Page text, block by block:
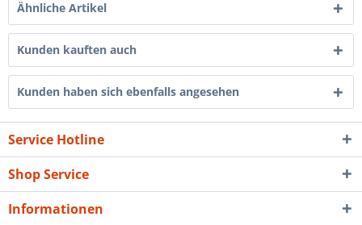
Ähnliche Artikel
Kunden kauften auch
Kunden haben sich ebenfalls angesehen
Service Hotline
Shop Service
Informationen